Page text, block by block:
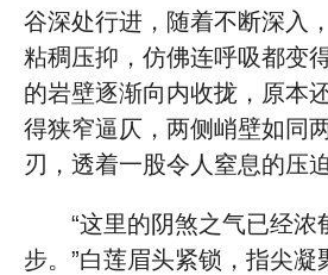
谷深处行进，随着不断深入
粘稠压抑，仿佛连呼吸都变
的岩壁逐渐向内收拢，原本
得狭窄逼仄，两侧峭壁如同
刃，透着一股令人窒息的压迫
“这里的阴煞之气已经
步。”白莲眉头紧锁，指尖凝